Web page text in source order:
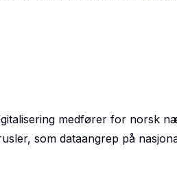
medfører for norsk
som dataangrep på